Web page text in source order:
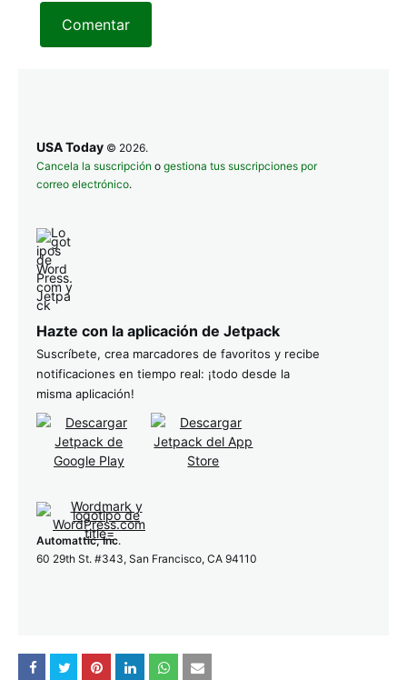
Comentar
USA Today © 2026.
Cancela la suscripción o gestiona tus suscripciones por
correo electrónico.
Hazte con la aplicación de Jetpack
Suscríbete, crea marcadores de favoritos y recibe
notificaciones en tiempo real: ¡todo desde la
misma aplicación!
Automattic, Inc.
60 29th St. #343, San Francisco, CA 94110